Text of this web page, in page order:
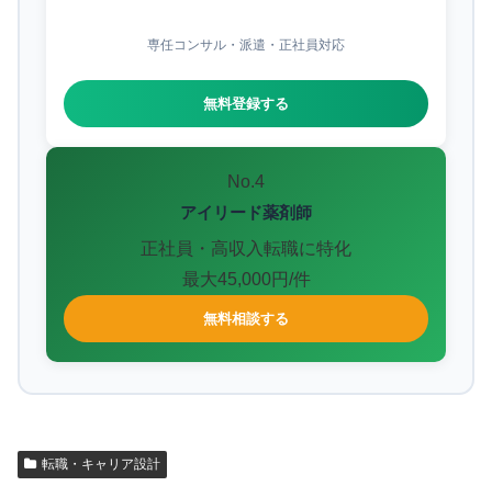
専任コンサル・派遣・正社員対応
無料登録する
No.4
アイリード薬剤師
正社員・高収入転職に特化
最大45,000円/件
無料相談する
転職・キャリア設計